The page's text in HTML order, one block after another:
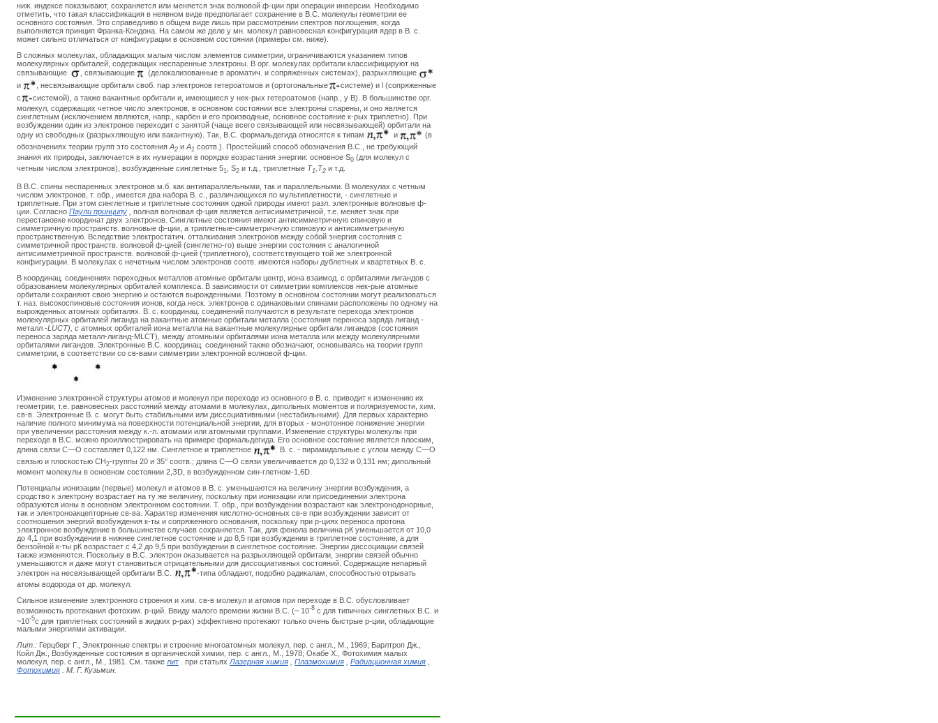
ниж. индексе показывают, сохраняется или меняется знак волновой ф-ции при операции инверсии. Необходимо
отметить, что такая классификация в неявном виде предполагает сохранение в B.C. молекулы геометрии ее
основного состояния. Это справедливо в общем виде лишь при рассмотрении спектров поглощения, когда
выполняется принцип Франка-Кондона. На самом же деле у мн. молекул равновесная конфигурация ядер в В. с.
может сильно отличаться от конфигурации в основном состоянии (примеры см. ниже).
В сложных молекулах, обладающих малым числом элементов симметрии, ограничиваются указанием типов
молекулярных орбиталей, содержащих неспаренные электроны. В орг. молекулах орбитали классифицируют на
связывающие
, связывающие
(делокализованные в ароматич. и сопряженных системах), разрыхляющие
и
, несвязывающие орбитали своб. пар электронов гетероатомов и (ортогональные
системе) и l (сопряженные
с
системой), а также вакантные орбитали и, имеющиеся у нек-рых гетероатомов (напр., у В). В большинстве орг.
молекул, содержащих четное число электронов, в основном состоянии все электроны спарены, и оно является
синглетным (исключением являются, напр., карбен и его производные, основное состояние к-рых триплетно). При
возбуждении один из электронов переходит с занятой (чаще всего связывающей или несвязывающей) орбитали на
одну из свободных (разрыхляющую или вакантную). Так, B.C. формальдегида относятся к типам
и
(в
обозначениях теории групп это состояния А2 и А1 соотв.). Простейший способ обозначения B.C., не требующий
знания их природы, заключается в их нумерации в порядке возрастания энергии: основное S0 (для молекул с
четным числом электронов), возбужденные синглетные 51 , S2 и т.д., триплетные T1 ,Т2 и т.д.
В B.C. спины неспаренных электронов м.б. как антипараллельными, так и параллельными. В молекулах с четным
числом электронов, т. обр., имеется два набора В. с., различающихся по мультиплетности, - синглетные и
триплетные. При этом синглетные и триплетные состояния одной природы имеют разл. электронные волновые ф-
ции. Согласно Паули принципу
полная волновая ф-ция является антисимметричной, т.е. меняет знак при
перестановке координат двух электронов. Синглетные состояния имеют антисимметричную спиновую и
симметричную пространств. волновые ф-ции, а триплетные-симметричную спиновую и антисимметричную
пространственную. Вследствие электростатич. отталкивания электронов между собой энергия состояния с
симметричной пространств. волновой ф-цией (синглетно-го) выше энергии состояния с аналогичной
антисимметричной пространств. волновой ф-цией (триплетного), соответствующего той же электронной
конфигурации. В молекулах с нечетным числом электронов соотв. имеются наборы дублетных и квартетных В. с.
В координац. соединениях переходных металлов атомные орбитали центр, иона взаимод. с орбиталями лигандов с
образованием молекулярных орбиталей комплекса. В зависимости от симметрии комплексов нек-рые атомные
орбитали сохраняют свою энергию и остаются вырожденными. Поэтому в основном состоянии могут реализоваться
т. наз. высокоспиновые состояния ионов, когда неск. электронов с одинаковыми спинами расположены по одному на
вырожденных атомных орбиталях. В. с. координац. соединений получаются в результате перехода электронов
молекулярных орбиталей лиганда на вакантные атомные орбитали металла (состояния переноса заряда лиганд -
металл -LUCT), с атомных орбиталей иона металла на вакантные молекулярные орбитали лигандов (состояния
переноса заряда металл-лиганд-MLCT), между атомными орбиталями иона металла или между молекулярными
орбиталями лигандов. Электронные B.C. координац. соединений также обозначают, основываясь на теории групп
симметрии, в соответствии со св-вами симметрии электронной волновой ф-ции.
Изменение электронной структуры атомов и молекул при переходе из основного в В. с. приводит к изменению их
геометрии, т.е. равновесных расстояний между атомами в молекулах, дипольных моментов и поляризуемости, хим.
св-в. Электронные В. с. могут быть стабильными или диссоциативными (нестабильными). Для первых характерно
наличие полного минимума на поверхности потенциальной энергии, для вторых - монотонное понижение энергии
при увеличении расстояния между к.-л. атомами или атомными группами. Изменение структуры молекулы при
переходе в B.C. можно проиллюстрировать на примере формальдегида. Его основное состояние является плоским,
длина связи С—О составляет 0,122 нм. Синглетное и триплетное
В. с. - пирамидальные с углом между С—О
связью и плоскостью СН2-группы 20 и 35° соотв.; длина С—О связи увеличивается до 0,132 и 0,131 нм; дипольный
момент молекулы в основном состоянии 2,ЗD, в возбужденном син-глетном-1,6D.
Потенциалы ионизации (первые) молекул и атомов в В. с. уменьшаются на величину энергии возбуждения, а
сродство к электрону возрастает на ту же величину, поскольку при ионизации или присоединении электрона
образуются ионы в основном электронном состоянии. Т. обр., при возбуждении возрастают как электронодонорные,
так и электроноакцепторные св-ва. Характер изменения кислотно-основных св-в при возбуждении зависит от
соотношения энергий возбуждения к-ты и сопряженного основания, поскольку при р-циях переноса протона
электронное возбуждение в большинстве случаев сохраняется. Так, для фенола величина рК уменьшается от 10,0
до 4,1 при возбуждении в нижнее синглетное состояние и до 8,5 при возбуждении в триплетное состояние, а для
бензойной к-ты рК возрастает с 4,2 до 9,5 при возбуждении в синглетное состояние. Энергии диссоциации связей
также изменяются. Поскольку в B.C. электрон оказывается на разрыхляющей орбитали, энергии связей обычно
уменьшаются и даже могут становиться отрицательными для диссоциативных состояний. Содержащие непарный
электрон на несвязывающей орбитали B.C.
-типа обладают, подобно радикалам, способностью отрывать
атомы водорода от др. молекул.
Сильное изменение электронного строения и хим. св-в молекул и атомов при переходе в B.C. обусловливает
возможность протекания фотохим. р-ций. Ввиду малого времени жизни B.C. (~ 10-8 с для типичных синглетных B.C. и
~10-5с для триплетных состояний в жидких р-рах) эффективно протекают только очень быстрые р-ции, обладающие
малыми энергиями активации.
Лит.: Герцберг Г., Электронные спектры и строение многоатомных молекул, пер. с англ., М., 1969; Барлтроп Дж.,
Койл Дж., Возбужденные состояния в органической химии, пер. с англ., М., 1978; Окабе X., Фотохимия малых
молекул, пер. с англ., М., 1981. См. также лит . при статьях Лазерная химия Плазмохимия Радиационная химия
Фотохимия
. М. Г. Кузьмин